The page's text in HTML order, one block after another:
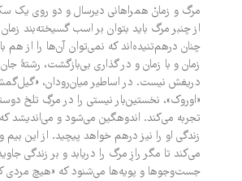
مرگ و زمانْ همراهانی دیرسال و دو روی یک
از چنبر مرگ باید بتوان بر اسب گسیخته‌بند
چنان درهم‌تنیده‌‌اند که نمی‌توان آن‌ها را از هم
زمان و با زمان و در گذاری بی‌بازگشت، رشتۀ
دریغش نیست. در اساطیر میان‌رودان،
«اوروک»، نخستین‌بار نیستی را در مرگِ تلخ
تجربه می‌کند. اندوهگین می‌شود و می‌اندیشد
زندگی او را نیز درهم خواهد پیچید. از این
می‌کند تا مگر رازِ مرگ را دریابد و بر زندگی
جست‌وجوها و پویه‌ها می‌شنود که «هیچ مردی